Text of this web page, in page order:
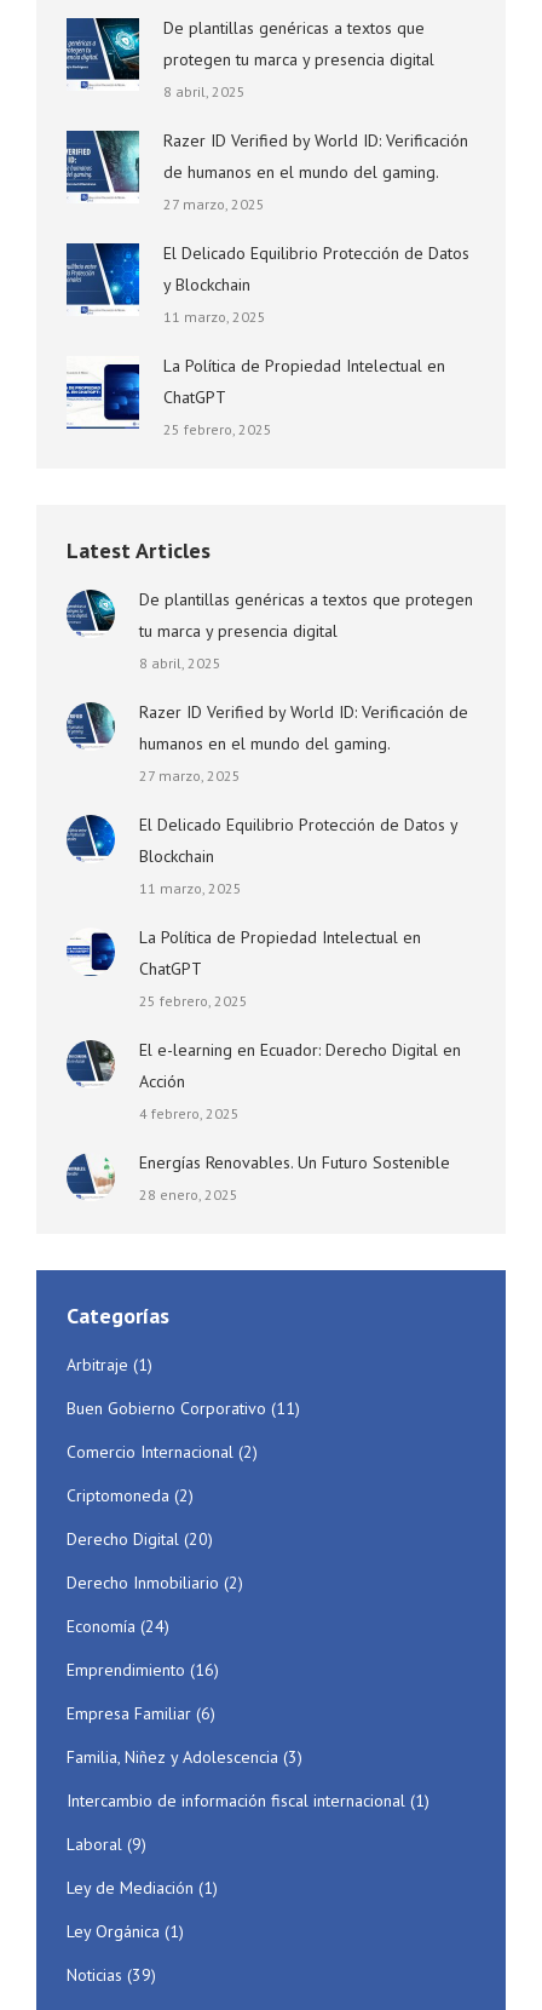
De plantillas genéricas a textos que
protegen tu marca y presencia digital
8 abril, 2025
Razer ID Verified by World ID: Verificación
de humanos en el mundo del gaming.
27 marzo, 2025
El Delicado Equilibrio Protección de Datos
y Blockchain
11 marzo, 2025
La Política de Propiedad Intelectual en
ChatGPT
25 febrero, 2025
Latest Articles
De plantillas genéricas a textos que protegen
tu marca y presencia digital
8 abril, 2025
Razer ID Verified by World ID: Verificación de
humanos en el mundo del gaming.
27 marzo, 2025
El Delicado Equilibrio Protección de Datos y
Blockchain
11 marzo, 2025
La Política de Propiedad Intelectual en
ChatGPT
25 febrero, 2025
El e-learning en Ecuador: Derecho Digital en
Acción
4 febrero, 2025
Energías Renovables. Un Futuro Sostenible
28 enero, 2025
Categorías
Arbitraje (1)
Buen Gobierno Corporativo (11)
Comercio Internacional (2)
Criptomoneda (2)
Derecho Digital (20)
Derecho Inmobiliario (2)
Economía (24)
Emprendimiento (16)
Empresa Familiar (6)
Familia, Niñez y Adolescencia (3)
Intercambio de información fiscal internacional (1)
Laboral (9)
Ley de Mediación (1)
Ley Orgánica (1)
Noticias (39)